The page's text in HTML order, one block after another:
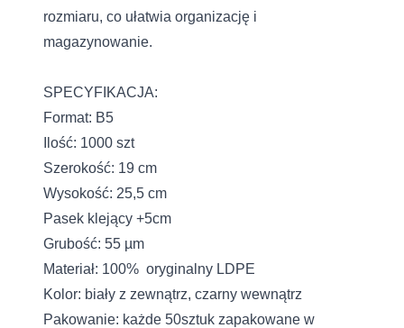
rozmiaru, co ułatwia organizację i
magazynowanie.
SPECYFIKACJA:
Format: B5
Ilość: 1000 szt
Szerokość: 19 cm
Wysokość: 25,5 cm
Pasek klejący +5cm
Grubość: 55 µm
Materiał: 100% oryginalny LDPE
Kolor: biały z zewnątrz, czarny wewnątrz
Pakowanie: każde 50sztuk zapakowane w